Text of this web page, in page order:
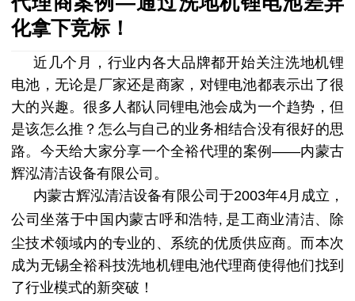
化拿下竞标！
近几个月，行业内各大品牌都开始关注洗地机锂
电池 ，无论是厂家还是商家，对锂电池都表示出了很
大的兴趣。很多人都认同锂电池会成为一个趋势，但
是该怎么推？怎么与自己的业务相结合没有很好的思
路。今天给大家分享一个全裕代理的案例——内蒙古
辉泓清洁设备有限公司。
内蒙古辉泓清洁设备有限公司于2003年4月成立，
公司坐落于中国内蒙古呼和浩特, 是工商业清洁、除
尘技术领域内的专业的、系统的优质供应商。而本次
成为无锡全裕科技洗地机锂电池代理商使得他们找到
了行业模式的新突破！